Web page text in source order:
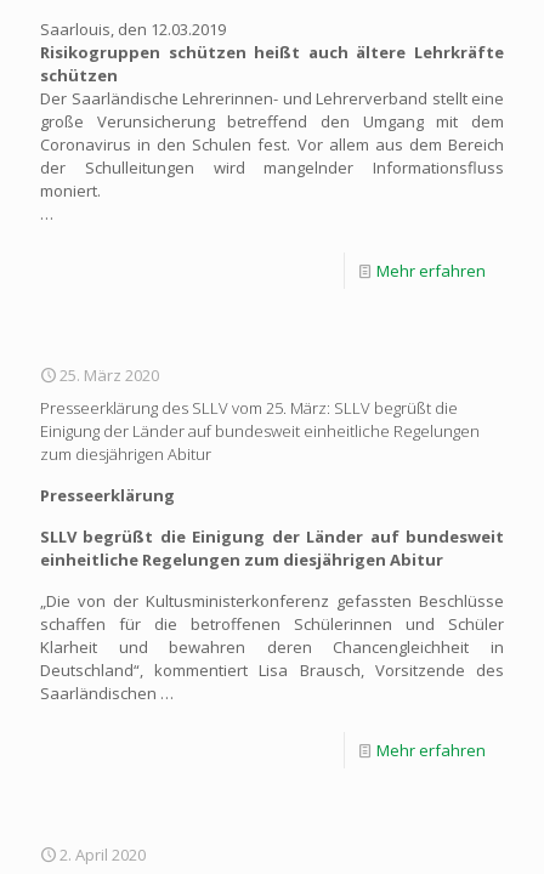
Saarlouis, den 12.03.2019
Risikogruppen schützen heißt auch ältere Lehrkräfte
schützen
Der Saarländische Lehrerinnen- und Lehrerverband stellt eine
große Verunsicherung betreffend den Umgang mit dem
Coronavirus in den Schulen fest. Vor allem aus dem Bereich
der Schulleitungen wird mangelnder Informationsfluss
moniert.
…
Mehr erfahren
25. März 2020
Presseerklärung des SLLV vom 25. März: SLLV begrüßt die
Einigung der Länder auf bundesweit einheitliche Regelungen
zum diesjährigen Abitur
Presseerklärung
SLLV begrüßt die Einigung der Länder auf bundesweit
einheitliche Regelungen zum diesjährigen Abitur
„Die von der Kultusministerkonferenz gefassten Beschlüsse
schaffen für die betroffenen Schülerinnen und Schüler
Klarheit und bewahren deren Chancengleichheit in
Deutschland“, kommentiert Lisa Brausch, Vorsitzende des
Saarländischen …
Mehr erfahren
2. April 2020